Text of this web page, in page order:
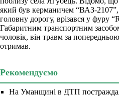
який був керманичем “ВАЗ-
головну дорогу, врізався у фуру
Габаритним транспортним
чоловік, він травм за
отримав.
Рекомендуємо
На Уманщині в ДТП